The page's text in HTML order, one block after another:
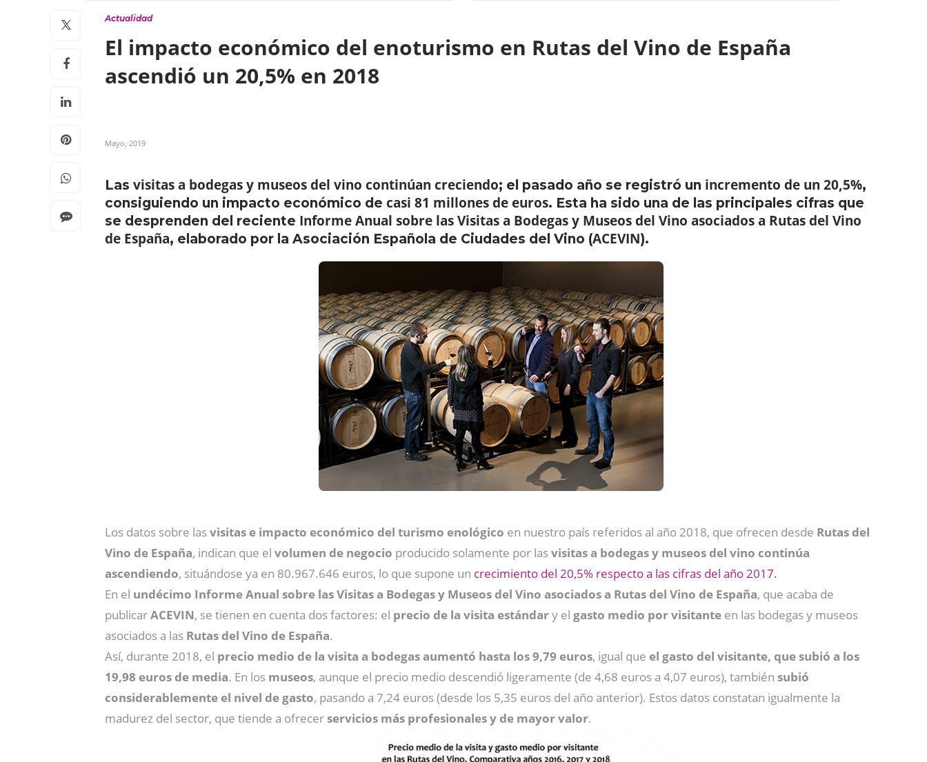
Actualidad
El impacto económico del enoturismo en Rutas del Vino de España
ascendió un 20,5% en 2018
Mayo, 2019
Las visitas a bodegas y museos del vino continúan creciendo; el pasado año se registró un incremento de un 20,5%,
consiguiendo un impacto económico de casi 81 millones de euros. Esta ha sido una de las principales cifras que
se desprenden del reciente Informe Anual sobre las Visitas a Bodegas y Museos del Vino asociados a Rutas del Vino
de España, elaborado por la Asociación Española de Ciudades del Vino (ACEVIN).
Los datos sobre lasvisitas e impacto económico del turismo enológico en nuestro país referidos al año 2018, que ofrecen desde Rutas del
Vino de España, indican que el volumen de negocio producido solamente por lasvisitas a bodegas y museos del vino continúa
ascendiendo, situándose ya en 80.967.646 euros, lo que supone un crecimiento del 20,5% respecto a las cifras del año 2017.
En el undécimo Informe Anual sobre las Visitas a Bodegas y Museos del Vino asociados a Rutas del Vino de España, que acaba de
publicarACEVIN, se tienen en cuenta dos factores: el precio de la visita estándary el gasto medio por visitante en las bodegas y museos
asociados a las Rutas del Vino de España.
Así, durante 2018, el precio medio de la visita a bodegas aumentó hasta los 9,79 euros, igual que el gasto del visitante, que subió a los
19,98 euros de media. En los museos, aunque el precio medio descendió ligeramente (de 4,68 euros a 4,07 euros), también subió
considerablemente el nivel de gasto, pasando a 7,24 euros (desde los 5,35 euros del año anterior). Estos datos constatan igualmente la
madurez del sector, que tiende a ofrecerservicios más profesionales y de mayor valor.